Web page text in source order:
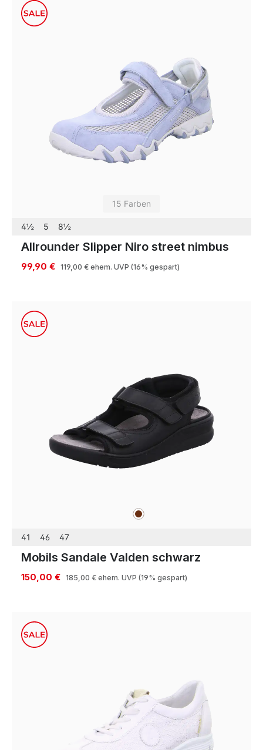
15 Farben
4½ 5 8½
Allrounder Slipper Niro street nimbus
99,90 € 119,00 € ehem. UVP (16% gespart)
braun
41 46 47
Mobils Sandale Valden schwarz
150,00 € 185,00 € ehem. UVP (19% gespart)